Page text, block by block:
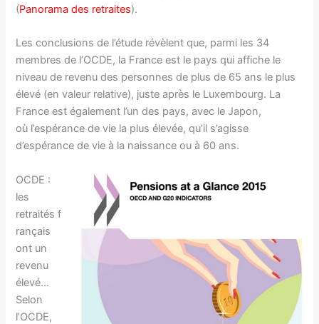
(Panorama des retraites).
Les conclusions de l’étude révèlent que, parmi les 34
membres de l’OCDE, la France est le pays qui affiche le
niveau de revenu des personnes de plus de 65 ans le plus
élevé (en valeur relative), juste après le Luxembourg. La
France est également l’un des pays, avec le Japon,
où l’espérance de vie la plus élevée, qu’il s’agisse
d’espérance de vie à la naissance ou à 60 ans.
OCDE :
les
retraités f
rançais
ont un
revenu
élevé…
Selon
l’OCDE,